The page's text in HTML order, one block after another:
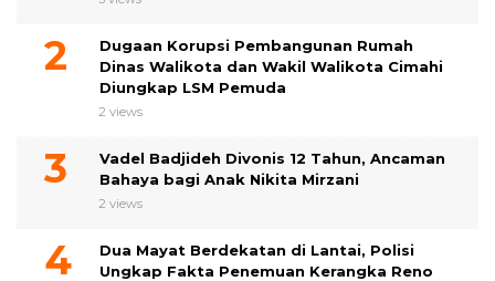
Dugaan Korupsi Pembangunan Rumah
Dinas Walikota dan Wakil Walikota Cimahi
Diungkap LSM Pemuda
2 views
Vadel Badjideh Divonis 12 Tahun, Ancaman
Bahaya bagi Anak Nikita Mirzani
2 views
Dua Mayat Berdekatan di Lantai, Polisi
Ungkap Fakta Penemuan Kerangka Reno